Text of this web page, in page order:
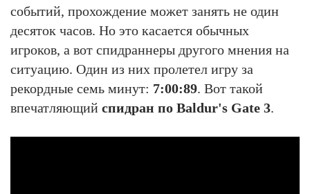
событий, прохождение может занять не один
десяток часов. Но это касается обычных
игроков, а вот спидраннеры другого мнения на
ситуацию. Один из них пролетел игру за
рекордные семь минут: 7:00:89. Вот такой
впечатляющий спидран по Baldur's Gate 3.